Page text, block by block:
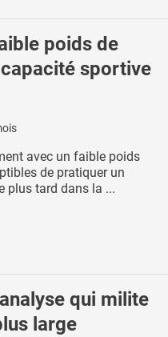
poids de
sportive
avec un faible poids
de pratiquer un
plus tard dans la ...
qui milite
large